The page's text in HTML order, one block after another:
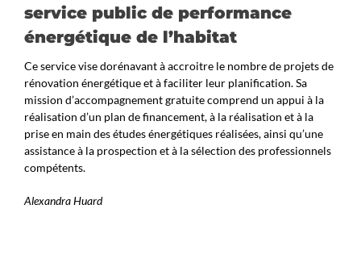
service public de performance
énergétique de l’habitat
Ce service vise dorénavant à accroitre le nombre de projets de
rénovation énergétique et à faciliter leur planification. Sa
mission d’accompagnement gratuite comprend un appui à la
réalisation d’un plan de financement, à la réalisation et à la
prise en main des études énergétiques réalisées, ainsi qu’une
assistance à la prospection et à la sélection des professionnels
compétents.
Alexandra Huard